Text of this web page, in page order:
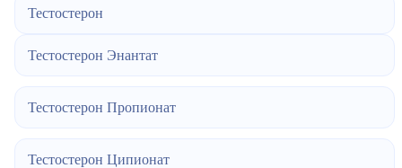
Тестостерон
Тестостерон Энантат
Тестостерон Пропионат
Тестостерон Ципионат